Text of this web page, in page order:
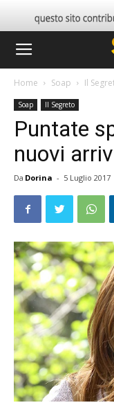
Home Soap Il
Soap Il Segreto
Puntate
nuovi
Da Dorina - 5 Luglio 2017